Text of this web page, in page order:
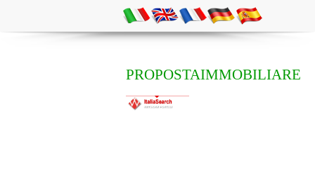
PROPOSTAIMMOBILIARE